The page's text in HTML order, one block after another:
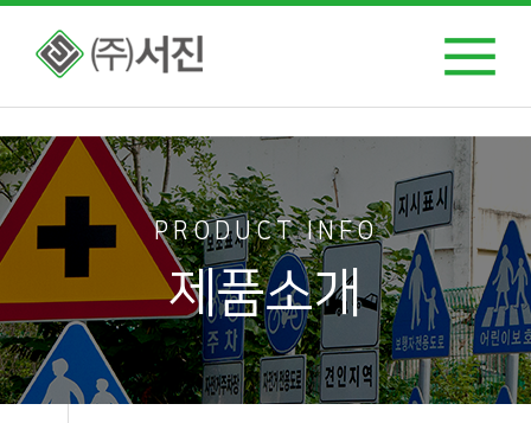
Notice: Undefined index: ttp in /home/web/sjsafe/www/html/mobile/product/vi
PRODUCT INFO
제품소개